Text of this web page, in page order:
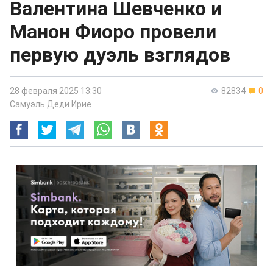
Валентина Шевченко и
Манон Фиоро провели
первую дуэль взглядов
82834 0
28 февраля 2025 13:30
Самуэль Деди Ирие